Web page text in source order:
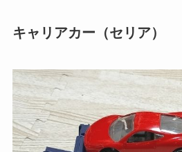
キャリアカー（セリア）